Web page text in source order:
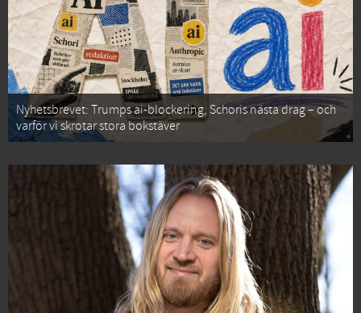
Nyhetsbrevet: Trumps ai-blockering, Schoris nästa drag – och
varför vi skrotar stora bokstäver